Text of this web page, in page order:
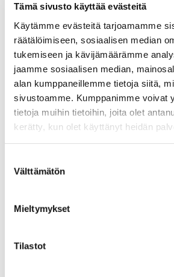
Tämä sivusto käyttää evästeitä
Käytämme evästeitä tarjoamamme
räätälöimiseen, sosiaalisen median
tukemiseen ja kävijämäärämme
jaamme sosiaalisen median,
alan kumppaneillemme tietoja siitä,
sivustoamme. Kumppanimme voivat
tietoja muihin tietoihin, joita olet
kerätty, kun olet käyttänyt heidän
valinta
Välttämätön
Mieltymykset
Tilastot
Tämäkin laite
TUTUSTU ›